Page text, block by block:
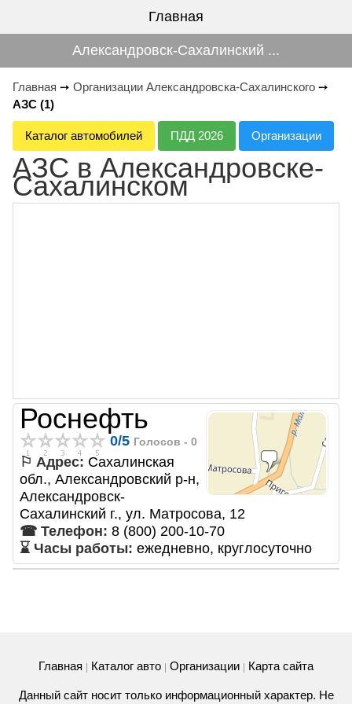
Главная
Александровск-Сахалинский ...
Главная ➙ Организации Александровска-Сахалинского ➙
АЗС (1)
Каталог автомобилей ПДД 2026 Организации
АЗС в Александровске-
Сахалинском
Роснефть
0/5 Голосов - 0
⚐ Адрес: Сахалинская
обл., Александровский р-н,
Александровск-
Сахалинский г., ул. Матросова, 12
☎ Телефон: 8 (800) 200-10-70
⌛ Часы работы: ежедневно, круглосуточно
Главная Каталог авто Организации Карта сайта
Данный сайт носит только информационный характер. Не